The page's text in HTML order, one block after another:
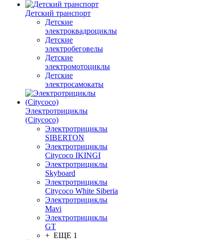
Детский транспорт
Детские
электроквадроциклы
Детские
электробеговелы
Детские
электромотоциклы
Детские
электросамокаты
Электротрициклы
(Citycoco)
Электротрициклы
SIBERTON
Электротрициклы
Citycoco IKINGI
Электротрициклы
Skyboard
Электротрициклы
Citycoco White Siberia
Электротрициклы
Mavi
Электротрициклы
GT
+ ЕЩЕ 1